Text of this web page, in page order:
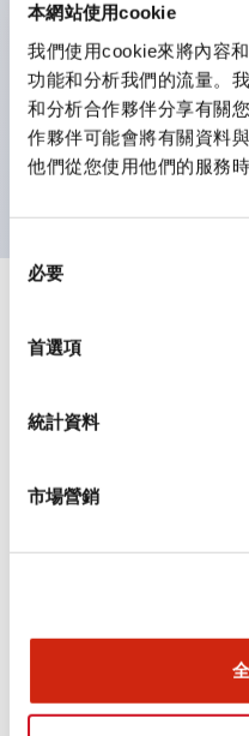
本網站使用cookie
我們使用cookie來將內容
功能和分析我們的流量。
和分析合作夥伴分享有關
作夥伴可能會將有關資料
他們從您使用他們的服務
必要
首選項
統計資料
市場營銷
顏色。
支援色彩通用設計（
示燈的亮燈/熄燈狀態，
符合 ISO 3864-4 安全
顏色表現更明確鮮明，
電氣規範（額定照明部分
環境規範